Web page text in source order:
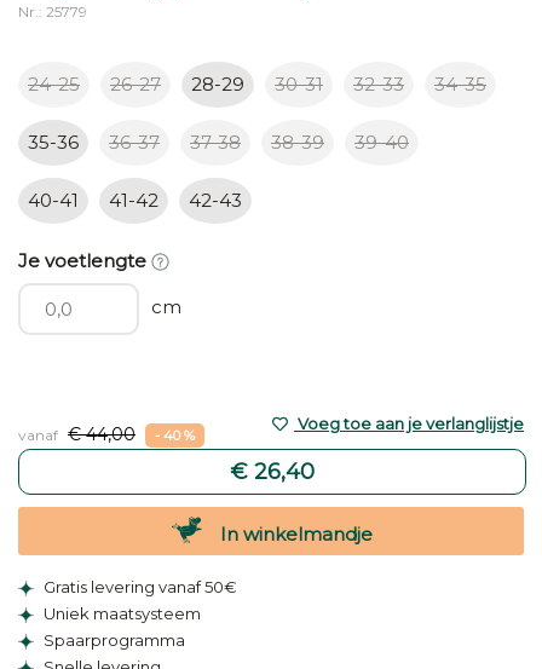
Nr.: 25779
24-25 26-27 28-29 30-31 32-33 34-35
35-36 36-37 37-38 38-39 39-40
40-41 41-42 42-43
Je voetlengte
cm
vanaf € 44,00 - 40 %
€ 26,40
Voeg toe aan je verlanglijstje
In winkelmandje
Gratis levering vanaf 50€
Uniek maatsysteem
Spaarprogramma